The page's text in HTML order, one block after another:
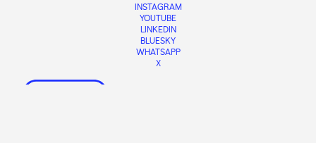
INSTAGRAM
YOUTUBE
LINKEDIN
BLUESKY
WHATSAPP
X